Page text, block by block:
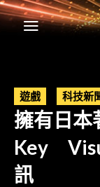
遊戲 科技新
擁有日本
Key
訊